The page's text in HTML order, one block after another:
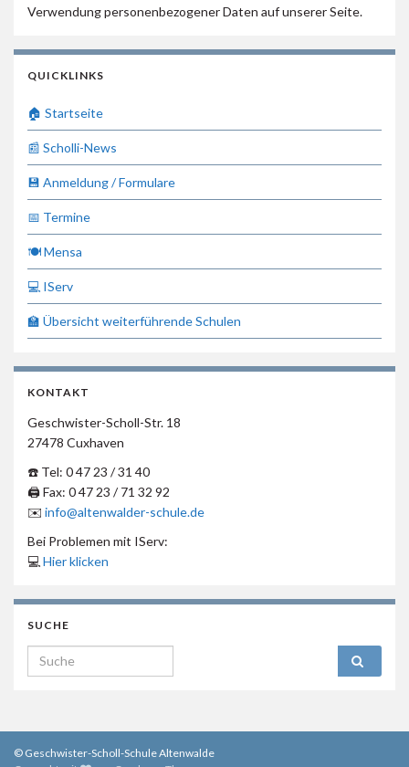
Verwendung personenbezogener Daten auf unserer Seite.
QUICKLINKS
🏠 Startseite
📰 Scholli-News
💾 Anmeldung / Formulare
📅 Termine
🍽 Mensa
💻 IServ
🏫 Übersicht weiterführende Schulen
KONTAKT
Geschwister-Scholl-Str. 18
27478 Cuxhaven
☎️ Tel: 0 47 23 / 31 40
🖨 Fax: 0 47 23 / 71 32 92
✉️ info@altenwalder-schule.de
Bei Problemen mit IServ:
💻 Hier klicken
SUCHE
Search for:
© Geschwister-Scholl-Schule Altenwalde